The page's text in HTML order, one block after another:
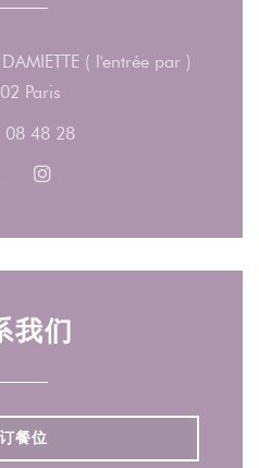
( l'entrée par )
Paris((在新窗口中打开))
08 48 28
((在新窗口中打开))
Instagram ((在新窗口中
我们
餐位